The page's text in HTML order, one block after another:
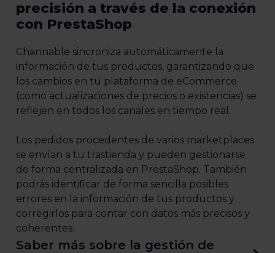
precisión a través de la conexión
con PrestaShop
Channable sincroniza automáticamente la
información de tus productos, garantizando que
los cambios en tu plataforma de eCommerce
(como actualizaciones de precios o existencias) se
reflejen en todos los canales en tiempo real.
Los pedidos procedentes de varios marketplaces
se envían a tu trastienda y pueden gestionarse
de forma centralizada en PrestaShop. También
podrás identificar de forma sencilla posibles
errores en la información de tus productos y
corregirlos para contar con datos más precisos y
coherentes.
Saber más sobre la gestión de